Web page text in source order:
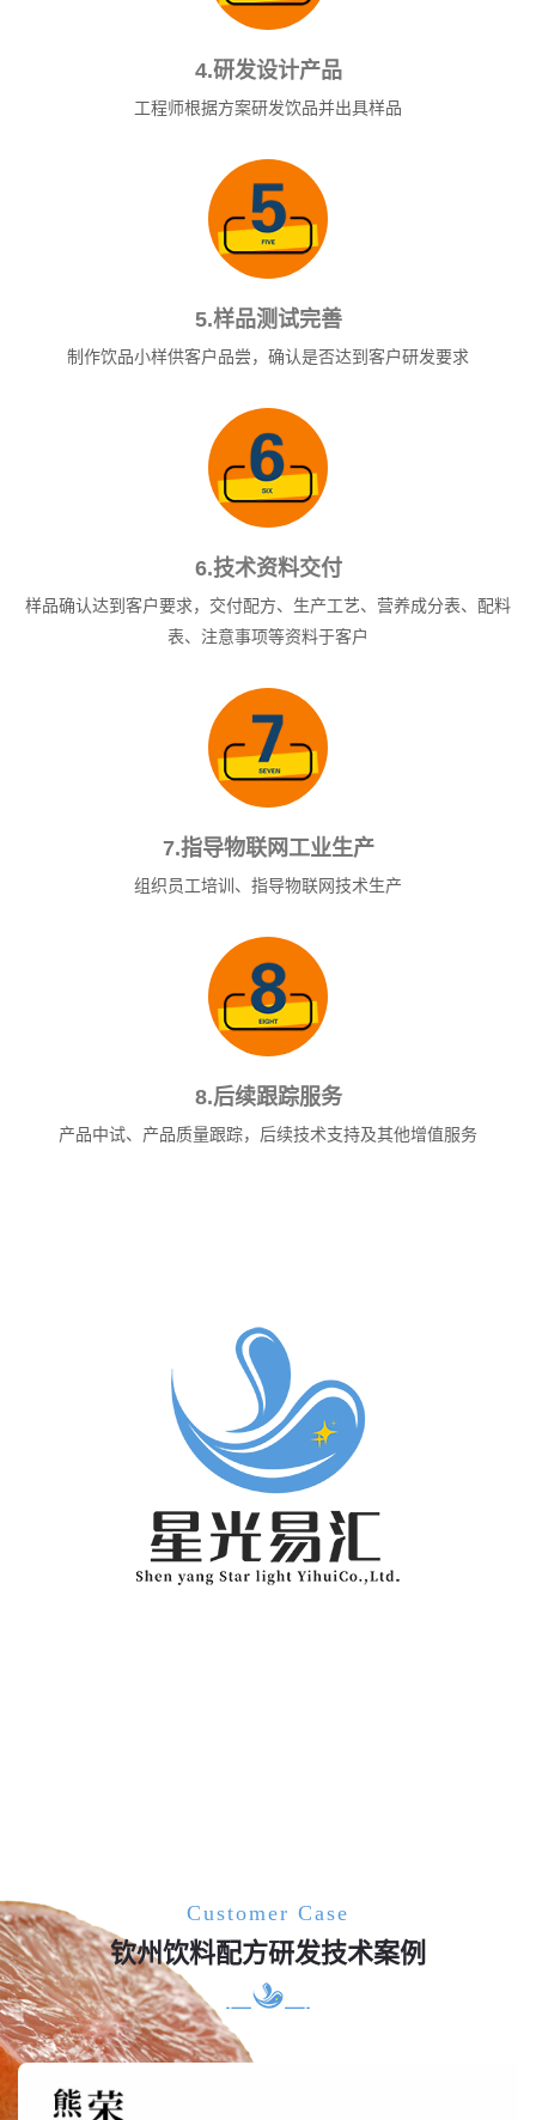
4.研发设计产品
工程师根据方案研发饮品并出具样品
5.样品测试完善
制作饮品小样供客户品尝，确认是否达到客户研发要求
6.技术资料交付
样品确认达到客户要求，交付配方、生产工艺、营养成分表、配料
表、注意事项等资料于客户
7.指导物联网工业生产
组织员工培训、指导物联网技术生产
8.后续跟踪服务
产品中试、产品质量跟踪，后续技术支持及其他增值服务
Customer Case
钦州饮料配方研发技术案例